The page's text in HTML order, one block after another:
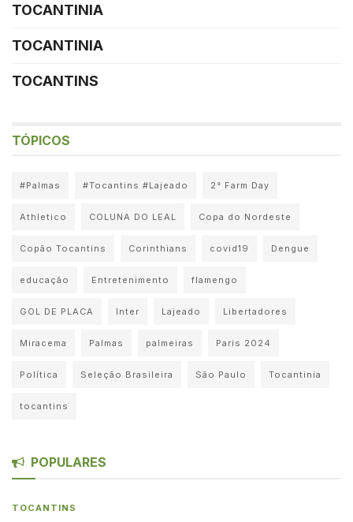
TOCANTINIA
TOCANTINIA
TOCANTINS
TÓPICOS
#Palmas #Tocantins #Lajeado 2° Farm Day
Athletico COLUNA DO LEAL Copa do Nordeste
Copão Tocantins Corinthians covid19 Dengue
educação Entretenimento flamengo
GOL DE PLACA Inter Lajeado Libertadores
Miracema Palmas palmeiras Paris 2024
Política Seleção Brasileira São Paulo Tocantinia
tocantins
POPULARES
TOCANTINS